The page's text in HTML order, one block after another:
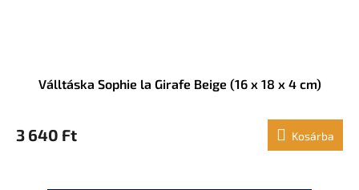
Válltáska Sophie la Girafe Beige (16 x 18 x 4 cm)
3 640 Ft Kosárba